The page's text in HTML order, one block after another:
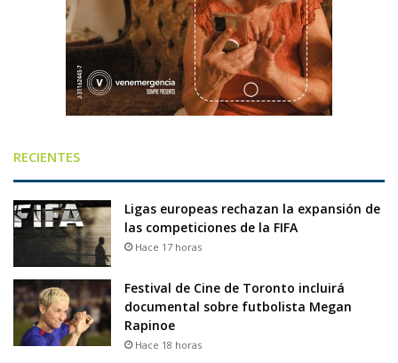
RECIENTES
Ligas europeas rechazan la expansión de
las competiciones de la FIFA
Hace 17 horas
Festival de Cine de Toronto incluirá
documental sobre futbolista Megan
Rapinoe
Hace 18 horas